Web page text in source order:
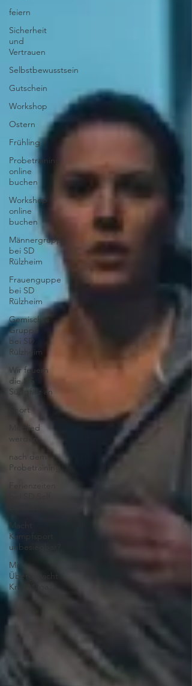
feiern
Sicherheit
und
Vertrauen
Selbstbewusstsein
Gutschein
Workshop
Ostern
Frühling
Probetraining
online
buchen
Workshop
online
buchen
Männergruppe
bei SD
Rülzheim
Frauenguppe
bei SD
Rülzheim
Gemischte
Gruppe
bei SD
Rülzheim
Wir feuern
die SG
Südpfalz an
Sport
Mitglied
werden
nach dem
Probetraining
Macht
Kampfsport
unbesiegbar?
Mit
Übergewicht
Krav Maga?